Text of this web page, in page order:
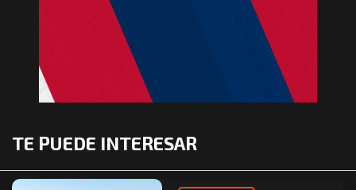
TE PUEDE INTERESAR